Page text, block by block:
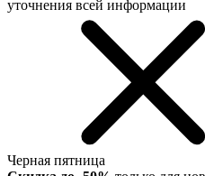
уточнения всей информации
Черная пятница